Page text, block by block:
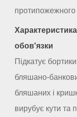
протипожежного
обов'язки
Підкатує
бляшано-
бляшаних і
вирубує кути та